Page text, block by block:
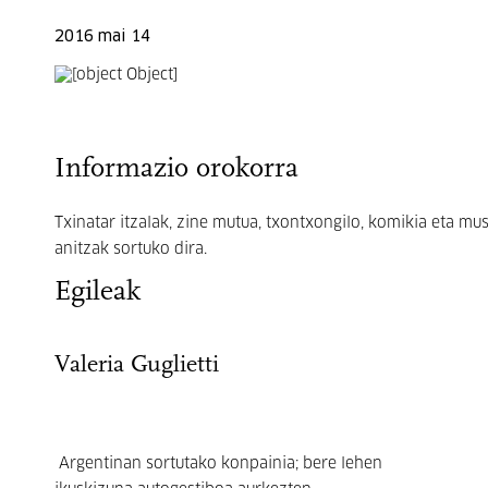
2016 mai 14
Informazio orokorra
Txinatar itzalak, zine mutua, txontxongilo, komikia eta
anitzak sortuko dira.
Egileak
Valeria Guglietti
Argentinan sortutako konpainia; bere lehen